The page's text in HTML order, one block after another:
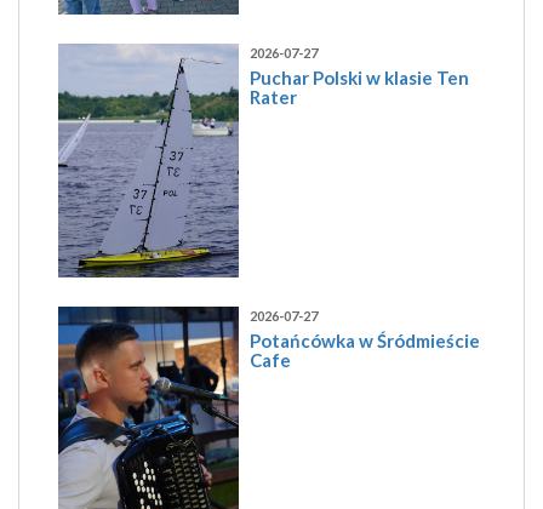
2026-07-27
Puchar Polski w klasie Ten
Rater
2026-07-27
Potańcówka w Śródmieście
Cafe